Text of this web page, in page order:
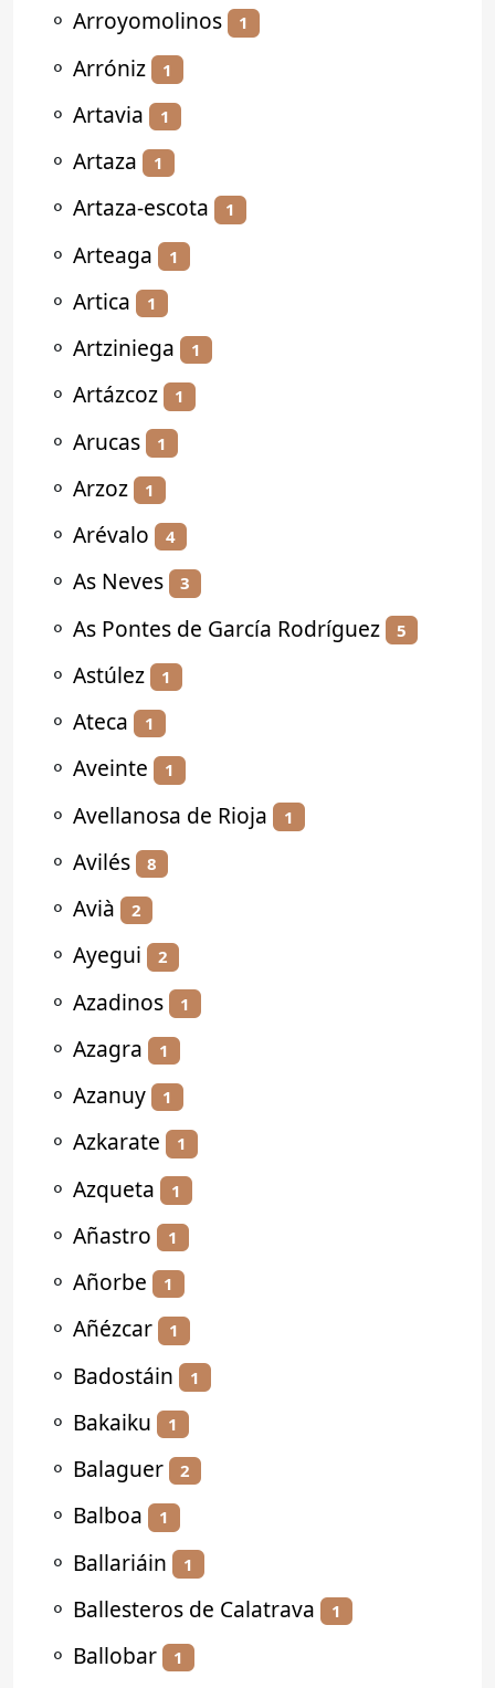
⚬ Arroyomolinos 1
⚬ Arróniz 1
⚬ Artavia 1
⚬ Artaza 1
⚬ Artaza-escota 1
⚬ Arteaga 1
⚬ Artica 1
⚬ Artziniega 1
⚬ Artázcoz 1
⚬ Arucas 1
⚬ Arzoz 1
⚬ Arévalo 4
⚬ As Neves 3
⚬ As Pontes de García Rodríguez 5
⚬ Astúlez 1
⚬ Ateca 1
⚬ Aveinte 1
⚬ Avellanosa de Rioja 1
⚬ Avilés 8
⚬ Avià 2
⚬ Ayegui 2
⚬ Azadinos 1
⚬ Azagra 1
⚬ Azanuy 1
⚬ Azkarate 1
⚬ Azqueta 1
⚬ Añastro 1
⚬ Añorbe 1
⚬ Añézcar 1
⚬ Badostáin 1
⚬ Bakaiku 1
⚬ Balaguer 2
⚬ Balboa 1
⚬ Ballariáin 1
⚬ Ballesteros de Calatrava 1
⚬ Ballobar 1